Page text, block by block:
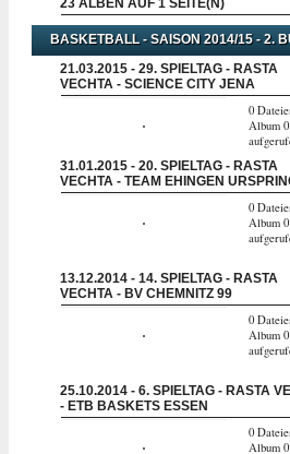
23 ALBEN AUF 1 SEITE(N)
BASKETBALL - SAISON 2014/15 - 2.
21.03.2015 - 29. SPIELTAG - RASTA
VECHTA - SCIENCE CITY JENA
0
Album
31.01.2015 - 20. SPIELTAG - RASTA
VECHTA - TEAM EHINGEN
0
Album
13.12.2014 - 14. SPIELTAG - RASTA
VECHTA - BV CHEMNITZ 99
0
Album
25.10.2014 - 6. SPIELTAG - RASTA
- ETB BASKETS ESSEN
0
Album